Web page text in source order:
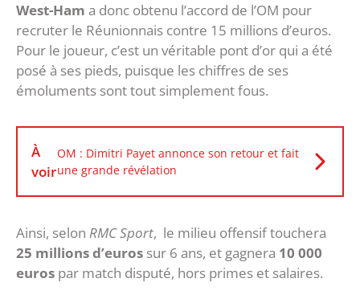
West-Ham a donc obtenu l’accord de l’OM pour
recruter le Réunionnais contre 15 millions d’euros.
Pour le joueur, c’est un véritable pont d’or qui a été
posé à ses pieds, puisque les chiffres de ses
émoluments sont tout simplement fous.
À
voir
OM : Dimitri Payet annonce son retour et fait
une grande révélation
Ainsi, selon RMC Sport, le milieu offensif touchera
25 millions d’euros sur 6 ans, et gagnera 10 000
euros par match disputé, hors primes et salaires.